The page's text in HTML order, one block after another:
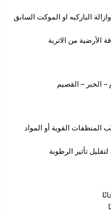
الباركيه او الموكت السابق
الأرضية من الاتربة
– الخبر – القصيم
القوية أو المواد
تأثير الرطوبة